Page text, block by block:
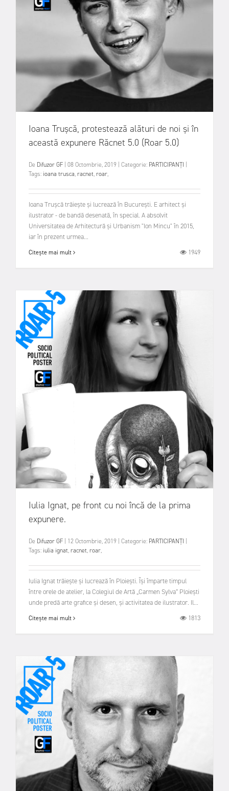
Ioana Trușcă, protestează alături de noi și în
această expunere Răcnet 5.0 (Roar 5.0)
De Difuzor GF 08 Octombrie, 2019 Categorie: PARTICIPANȚI
Tags: ioana trusca,racnet,roar,
Ioana Trușcă trăiește și lucrează în București. E arhitect și
ilustrator - de bandă desenată, în special. A absolvit
Universitatea de Arhitectură și Urbanism "Ion Mincu" în 2015,
iar în prezent urmea...
Citește mai mult 1949
Iulia Ignat, pe front cu noi încă de la prima
expunere.
De Difuzor GF 12 Octombrie, 2019 Categorie: PARTICIPANȚI
Tags: iulia ignat,racnet,roar,
Iulia Ignat trăiește și lucrează în Ploiești. Își împarte timpul
între orele de atelier, la Colegiul de Artă „Carmen Sylva” Ploiești
unde predă arte grafice și desen, și activitatea de ilustrator. Il...
Citește mai mult 1813